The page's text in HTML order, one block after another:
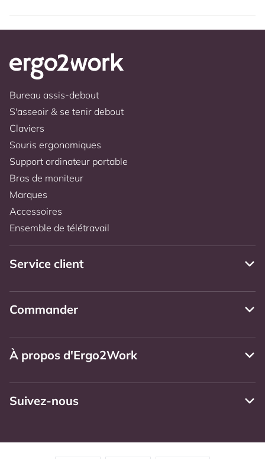
Bureau assis-debout
S'asseoir & se tenir debout
Claviers
Souris ergonomiques
Support ordinateur portable
Bras de moniteur
Marques
Accessoires
Ensemble de télétravail
Service client
Commander
À propos d'Ergo2Work
Suivez-nous